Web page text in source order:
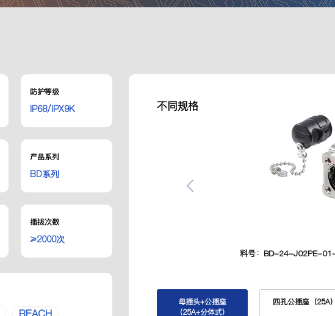
防护等级
IP68/IPX9K
产品系列
BD系列
插拔次数
≥2000次
不同规格
料号：BD-24-J02PE-
母插头+公插座
（25A+分体式）
四孔公插座（25A